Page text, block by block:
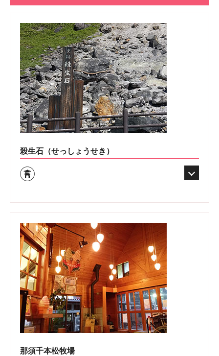
殺生石（せっしょうせき）
那須千本松牧場